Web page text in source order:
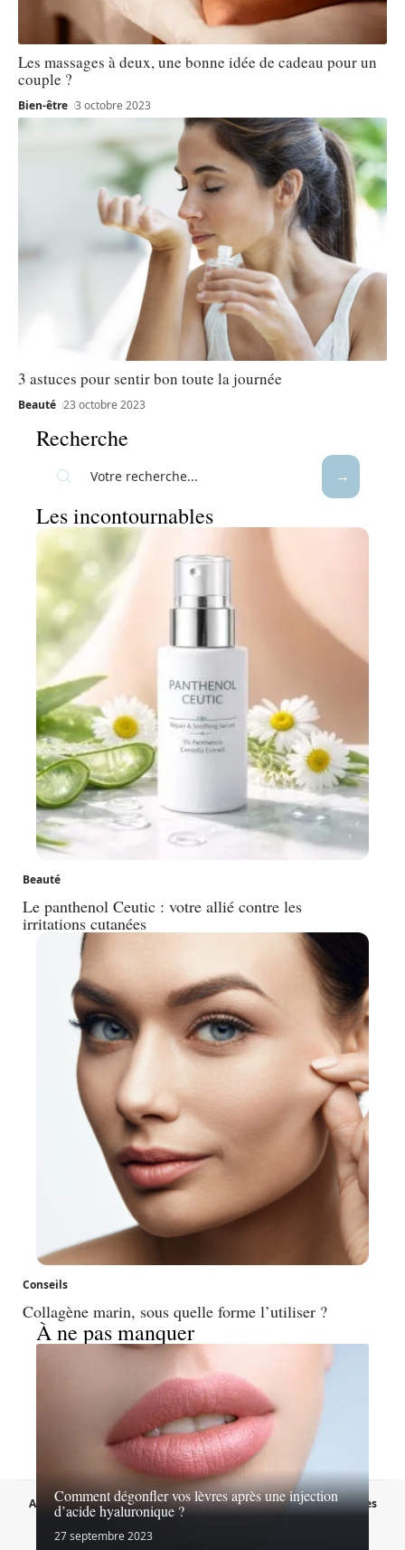
Les massages à deux, une bonne idée de cadeau pour un
couple ?
Bien-être 3 octobre 2023
3 astuces pour sentir bon toute la journée
Beauté 23 octobre 2023
Recherche
Les incontournables
Beauté
Le panthenol Ceutic : votre allié contre les
irritations cutanées
Conseils
Collagène marin, sous quelle forme l’utiliser ?
À ne pas manquer
Comment dégonfler vos lèvres après une injection
d’acide hyaluronique ?
27 septembre 2023
A propos Contact Proposer un article
Mentions légales
Sitemap